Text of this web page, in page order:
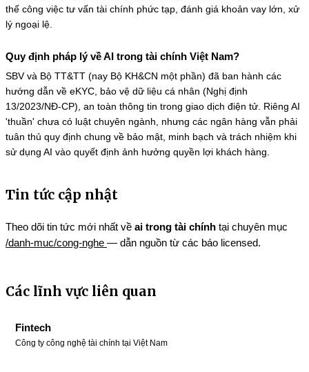
thế công việc tư vấn tài chính phức tạp, đánh giá khoản vay lớn, xử
lý ngoại lệ.
Quy định pháp lý về AI trong tài chính Việt Nam?
SBV và Bộ TT&TT (nay Bộ KH&CN một phần) đã ban hành các
hướng dẫn về eKYC, bảo vệ dữ liệu cá nhân (Nghị định
13/2023/NĐ-CP), an toàn thông tin trong giao dịch điện tử. Riêng AI
'thuần' chưa có luật chuyên ngành, nhưng các ngân hàng vẫn phải
tuân thủ quy định chung về bảo mật, minh bạch và trách nhiệm khi
sử dụng AI vào quyết định ảnh hưởng quyền lợi khách hàng.
Tin tức cập nhật
Theo dõi tin tức mới nhất về ai trong tài chính tại chuyên mục
/danh-muc/cong-nghe — dẫn nguồn từ các báo licensed.
Các lĩnh vực liên quan
Fintech
Công ty công nghệ tài chính tại Việt Nam